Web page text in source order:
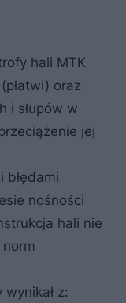
hali MTK
oraz
i słupów w
jej
błędami
nośności
hali nie
norm
z: